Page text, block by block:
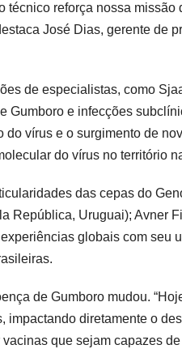
técnico reforça nossa
José Dias, gerente de
de especialistas, como
Gumboro e infecções
vírus e o surgimento de
do vírus no território
das cepas do
República, Uruguai); Avner
globais com seu
de Gumboro mudou.
impactando diretamente o
que sejam capazes